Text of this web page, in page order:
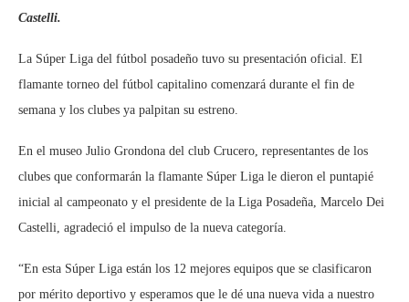
Castelli.
La Súper Liga del fútbol posadeño tuvo su presentación oficial. El
flamante torneo del fútbol capitalino comenzará durante el fin de
semana y los clubes ya palpitan su estreno.
En el museo Julio Grondona del club Crucero, representantes de los
clubes que conformarán la flamante Súper Liga le dieron el puntapié
inicial al campeonato y el presidente de la Liga Posadeña, Marcelo Dei
Castelli, agradeció el impulso de la nueva categoría.
“En esta Súper Liga están los 12 mejores equipos que se clasificaron
por mérito deportivo y esperamos que le dé una nueva vida a nuestro